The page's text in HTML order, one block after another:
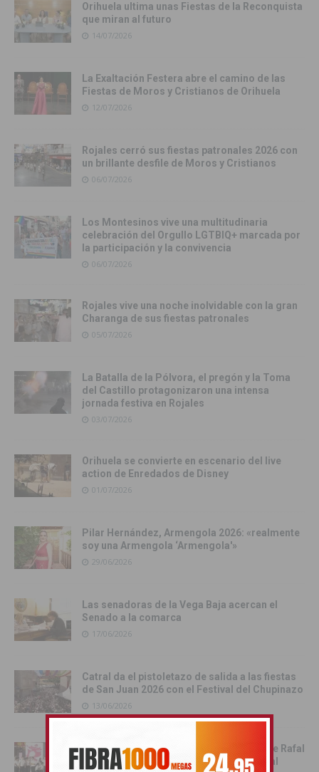
Orihuela ultima unas Fiestas de la Reconquista
que miran al futuro
14/07/2026
La Exaltación Festera abre el camino de las
Fiestas de Moros y Cristianos de Orihuela
12/07/2026
Rojales cerró sus fiestas patronales 2026 con
un brillante desfile de Moros y Cristianos
06/07/2026
Los Montesinos vive una multitudinaria
celebración del Orgullo LGTBIQ+ marcada por
la participación y la convivencia
06/07/2026
Rojales vive una noche inolvidable con la gran
Charanga de sus fiestas patronales
05/07/2026
La Batalla de la Pólvora, el pregón y la Toma
del Castillo protagonizaron una intensa
jornada festiva en Rojales
03/07/2026
Orihuela se convierte en escenario del live
action de Enredados de Disney
01/07/2026
Pilar Hernández, Armengola 2026: «realmente
soy una Armengola ‘Armengola'»
29/06/2026
Las senadoras de la Vega Baja acercan el
Senado a la comarca
17/06/2026
Catral da el pistoletazo de salida a las fiestas
de San Juan 2026 con el Festival del Chupinazo
13/06/2026
Rafal celebra la tercera edición del Día de Rafal
con historia, cultura y convivencia vecinal